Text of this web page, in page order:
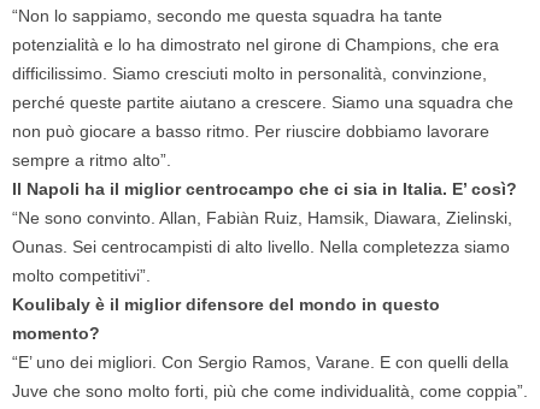
“Non lo sappiamo, secondo me questa squadra ha tante
potenzialità e lo ha dimostrato nel girone di Champions, che era
difficilissimo. Siamo cresciuti molto in personalità, convinzione,
perché queste partite aiutano a crescere. Siamo una squadra che
non può giocare a basso ritmo. Per riuscire dobbiamo lavorare
sempre a ritmo alto”.
Il Napoli ha il miglior centrocampo che ci sia in Italia. E’ così?
“Ne sono convinto. Allan, Fabiàn Ruiz, Hamsik, Diawara, Zielinski,
Ounas. Sei centrocampisti di alto livello. Nella completezza siamo
molto competitivi”.
Koulibaly è il miglior difensore del mondo in questo
momento?
“E’ uno dei migliori. Con Sergio Ramos, Varane. E con quelli della
Juve che sono molto forti, più che come individualità, come coppia”.